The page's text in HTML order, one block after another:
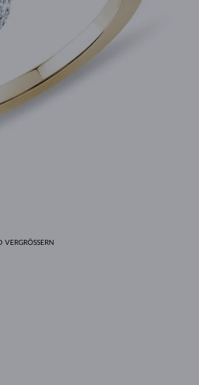
ROSÉGOLD
MAGNETISCHE HALSKETTEN
GRAVIERBARER SCHMUCK
LETNÍ VRSTVENÍ
VERGRÖSSERN